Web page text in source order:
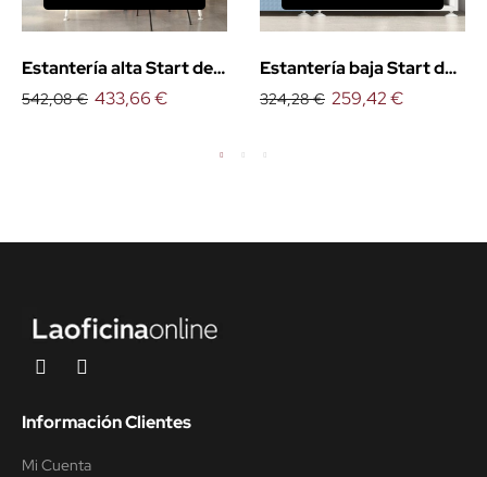
Estantería alta Start de
Emobok
542,08 € 433,66 €
Estantería baja Start de
Emobok
324,28 € 259,42 €
Información Clientes
Mi Cuenta